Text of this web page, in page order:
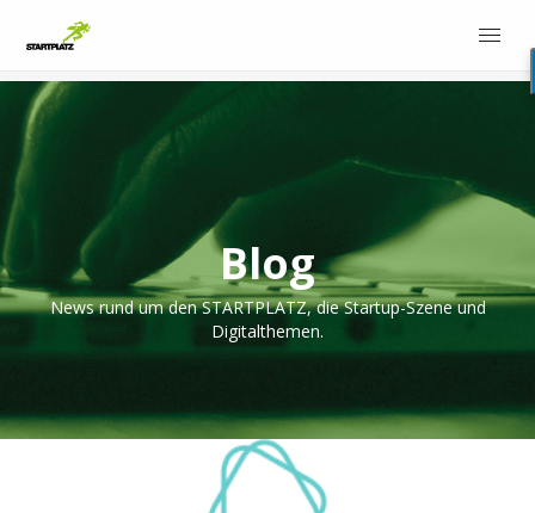
Blog
News rund um den STARTPLATZ, die Startup-Szene und
Digitalthemen.